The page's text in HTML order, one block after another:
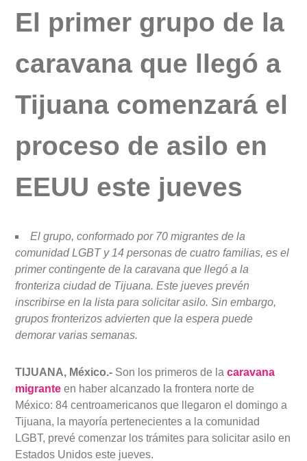
El primer grupo de la
caravana que llegó a
Tijuana comenzará el
proceso de asilo en
EEUU este jueves
El grupo, conformado por 70 migrantes de la
comunidad LGBT y 14 personas de cuatro familias, es el
primer contingente de la caravana que llegó a la
fronteriza ciudad de Tijuana. Este jueves prevén
inscribirse en la lista para solicitar asilo. Sin embargo,
grupos fronterizos advierten que la espera puede
demorar varias semanas.
TIJUANA, México.- Son los primeros de lacaravana
migrante en haber alcanzado la frontera norte de
México: 84 centroamericanos que llegaron el domingo a
Tijuana, la mayoría pertenecientes a la comunidad
LGBT, prevé comenzar los trámites para solicitar asilo en
Estados Unidos este jueves.